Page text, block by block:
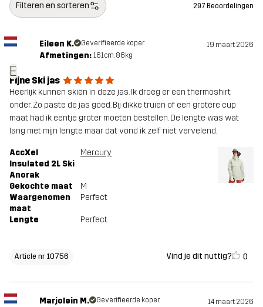
voor
Artikelnummer 10756_2215
Filteren en sorteren 297 Beoordelingen
E
Eileen K. Geverifieerde koper 19 maart 2026
Afmetingen: 161cm, 86kg
Fijne Ski jas
Heerlijk kunnen skiën in deze jas. Ik droeg er een thermoshirt
onder. Zo paste de jas goed. Bij dikke truien of een grotere cup
maat had ik eentje groter moeten bestellen. De lengte was wat
lang met mijn lengte maar dat vond ik zelf niet vervelend.
AccXel
Insulated 2L Ski
Anorak
Mercury
Gekochte maat
M
Waargenomen
maat
Perfect
Lengte Perfect
Article nr 10756 Vind je dit nuttig? 0
Marjolein M. Geverifieerde koper 14 maart 2026